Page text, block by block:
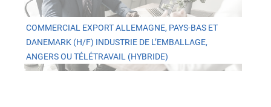
COMMERCIAL EXPORT ALLEMAGNE, PAYS-BAS ET
DANEMARK (H/F) INDUSTRIE DE L’EMBALLAGE,
ANGERS OU TÉLÉTRAVAIL (HYBRIDE)